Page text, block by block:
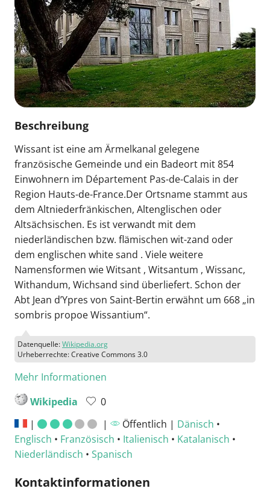
Beschreibung
Wissant ist eine am Ärmelkanal gelegene
französische Gemeinde und ein Badeort mit 854
Einwohnern im Département Pas-de-Calais in der
Region Hauts-de-France.Der Ortsname stammt aus
dem Altniederfränkischen, Altenglischen oder
Altsächsischen. Es ist verwandt mit dem
niederländischen bzw. flämischen wit-zand oder
dem englischen white sand . Viele weitere
Namensformen wie Witsant , Witsantum , Wissanc,
Withandum, Wichsand sind überliefert. Schon der
Abt Jean d’Ypres von Saint-Bertin erwähnt um 668 „in
sombris propoe Wissantium“.
Datenquelle:Wikipedia.org
Urheberrechte: Creative Commons 3.0
Mehr Informationen
Wikipedia
0
|
| Öffentlich | Dänisch •
Englisch • Französisch • Italienisch • Katalanisch •
Niederländisch • Spanisch
Kontaktinformationen